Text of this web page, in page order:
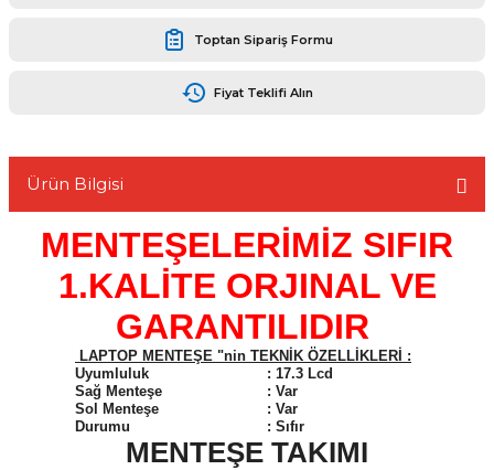
Toptan Sipariş Formu
Fiyat Teklifi Alın
Ürün Bilgisi
MENTEŞELERİMİZ SIFIR
1.KALİTE ORJINAL VE
GARANTILIDIR
LAPTOP MENTEŞE "nin TEKNİK ÖZELLİKLERİ :
Uyumluluk
: 17.3 Lcd
Sağ Menteşe
: Var
Sol Menteşe
: Var
Durumu
: Sıfır
MENTEŞE TAKIMI